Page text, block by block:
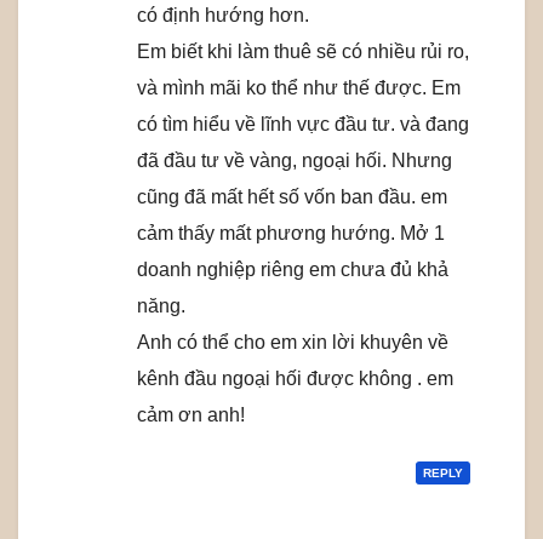
có định hướng hơn.
Em biết khi làm thuê sẽ có nhiều rủi ro,
và mình mãi ko thể như thế được. Em
có tìm hiểu về lĩnh vực đầu tư. và đang
đã đầu tư về vàng, ngoại hối. Nhưng
cũng đã mất hết số vốn ban đầu. em
cảm thấy mất phương hướng. Mở 1
doanh nghiệp riêng em chưa đủ khả
năng.
Anh có thể cho em xin lời khuyên về
kênh đầu ngoại hối được không . em
cảm ơn anh!
REPLY